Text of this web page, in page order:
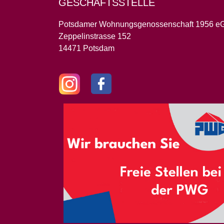
GESCHÄFTSSTELLE
Potsdamer Wohnungsgenossenschaft 1956
Zeppelinstrasse 152
14471 Potsdam